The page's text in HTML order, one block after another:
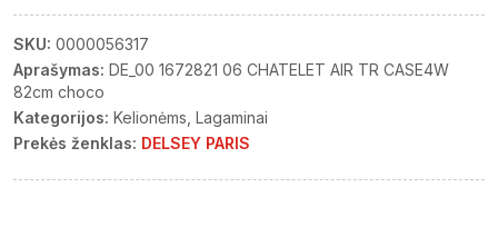
SKU: 0000056317
Aprašymas: DE_00 1672821 06 CHATELET AIR TR CASE4W
82cm choco
Kategorijos: Kelionėms Lagaminai
Prekės ženklas: DELSEY PARIS